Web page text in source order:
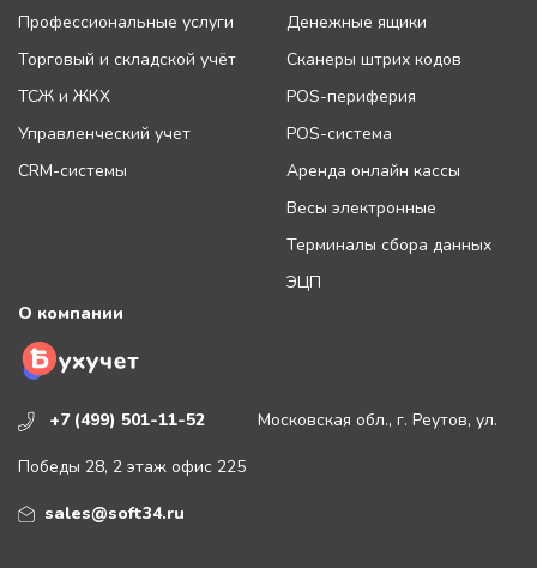
+7 (499) 501-11-52 Московская обл., г. Реутов, ул.
Победы 28, 2 этаж офис 225
sales@soft34.ru
Профессиональные услуги
Торговый и складской учёт
ТСЖ и ЖКХ
Управленческий учет
CRM-системы
Денежные ящики
Сканеры штрих кодов
POS-периферия
POS-система
Аренда онлайн кассы
Весы электронные
Терминалы сбора данных
ЭЦП
О компании